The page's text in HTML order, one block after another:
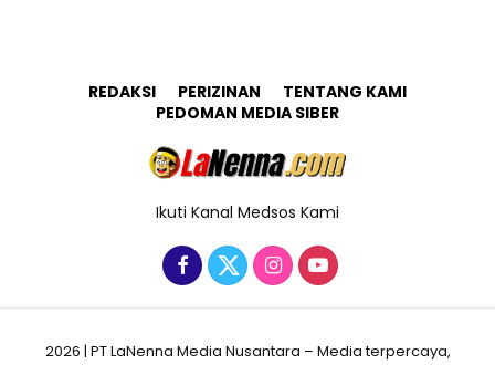
REDAKSI PERIZINAN
TENTANG KAMI
PEDOMAN MEDIA SIBER
Ikuti Kanal Medsos Kami
2026 | PT LaNenna Media Nusantara – Media terpercaya,